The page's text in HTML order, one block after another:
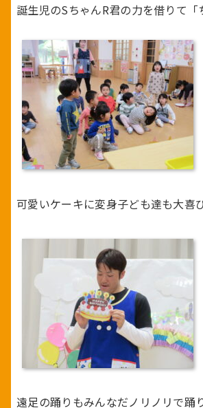
誕生児のSちゃんR君の力を借りて「
可愛いケーキに変身子ども達も大喜
遠足の踊りもみんなだノリノリで踊